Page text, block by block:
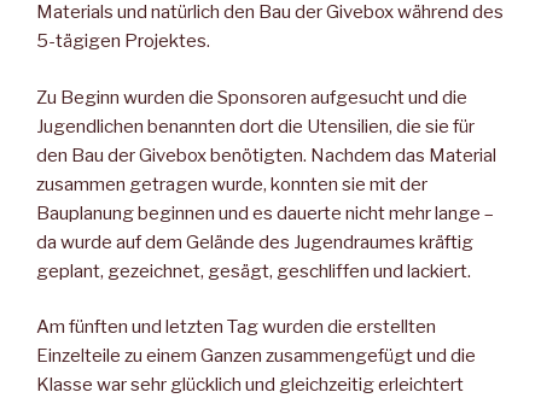
Materials und natürlich den Bau der Givebox während des
5-tägigen Projektes.
Zu Beginn wurden die Sponsoren aufgesucht und die
Jugendlichen benannten dort die Utensilien, die sie für
den Bau der Givebox be­nötigten. Nachdem das Material
zusammen getragen wurde, konn­ten sie mit der
Bauplanung beginnen und es dauerte nicht mehr lange –
da wurde auf dem Gelände des Jugendraumes kräftig
ge­plant, gezeichnet, gesägt, geschliffen und lackiert.
Am fünften und letzten Tag wurden die erstellten
Einzelteile zu ei­nem Ganzen zusammengefügt und die
Klasse war sehr glücklich und gleichzeitig erleichtert